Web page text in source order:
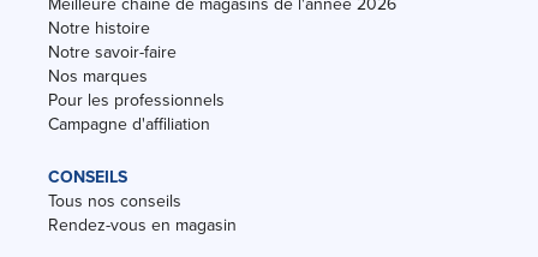
Notre histoire
Notre savoir-faire
Nos marques
Pour les professionnels
Campagne d'affiliation
CONSEILS
Tous nos conseils
Rendez-vous en magasin